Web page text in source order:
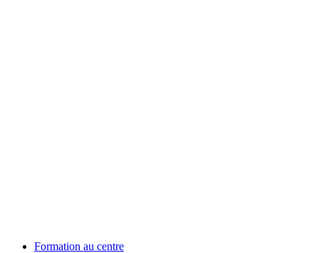
Formation au centre